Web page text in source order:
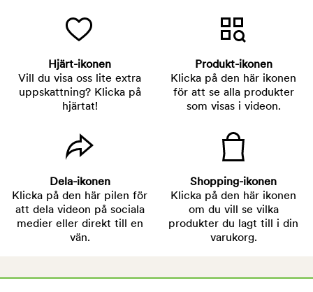
Hjärt-ikonen
Vill du visa oss lite extra
uppskattning? Klicka på
hjärtat!
Produkt-ikonen
Klicka på den här ikonen
för att se alla produkter
som visas i videon.
Dela-ikonen
Klicka på den här pilen för
att dela videon på sociala
medier eller direkt till en
vän.
Shopping-ikonen
Klicka på den här ikonen
om du vill se vilka
produkter du lagt till i din
varukorg.